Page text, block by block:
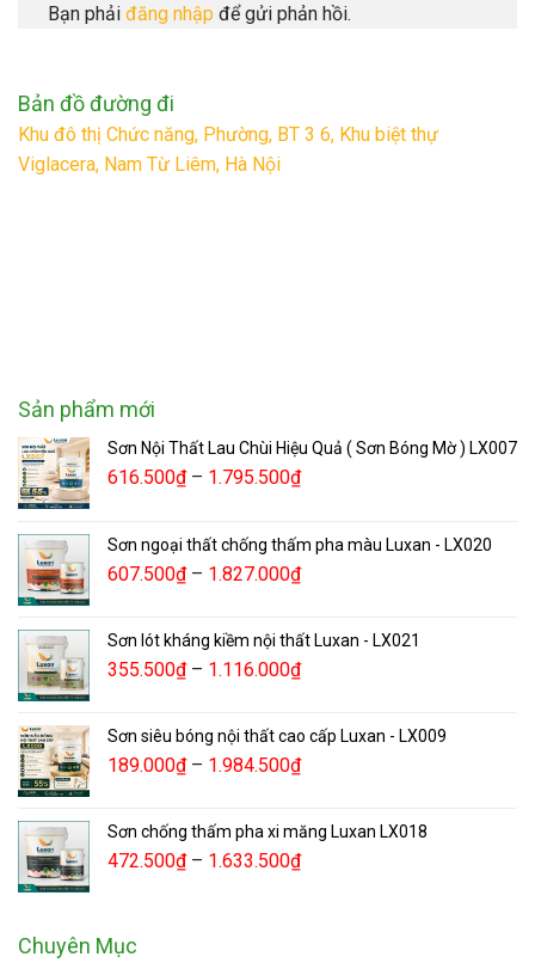
Bạn phải đăng nhập để gửi phản hồi.
Bản đồ đường đi
Khu đô thị Chức năng, Phường, BT 3 6, Khu biệt thự
Viglacera, Nam Từ Liêm, Hà Nội
Sản phẩm mới
Sơn Nội Thất Lau Chùi Hiệu Quả ( Sơn Bóng Mờ ) LX007
616.500₫– 1.795.500₫
Sơn ngoại thất chống thấm pha màu Luxan - LX020
607.500₫– 1.827.000₫
Sơn lót kháng kiềm nội thất Luxan - LX021
355.500₫– 1.116.000₫
Sơn siêu bóng nội thất cao cấp Luxan - LX009
189.000₫– 1.984.500₫
Sơn chống thấm pha xi măng Luxan LX018
472.500₫– 1.633.500₫
Chuyên Mục